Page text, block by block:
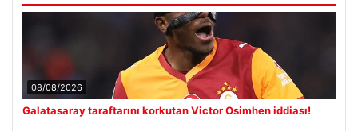
08/08/2026
Galatasaray taraftarını korkutan Victor Osimhen iddiası!